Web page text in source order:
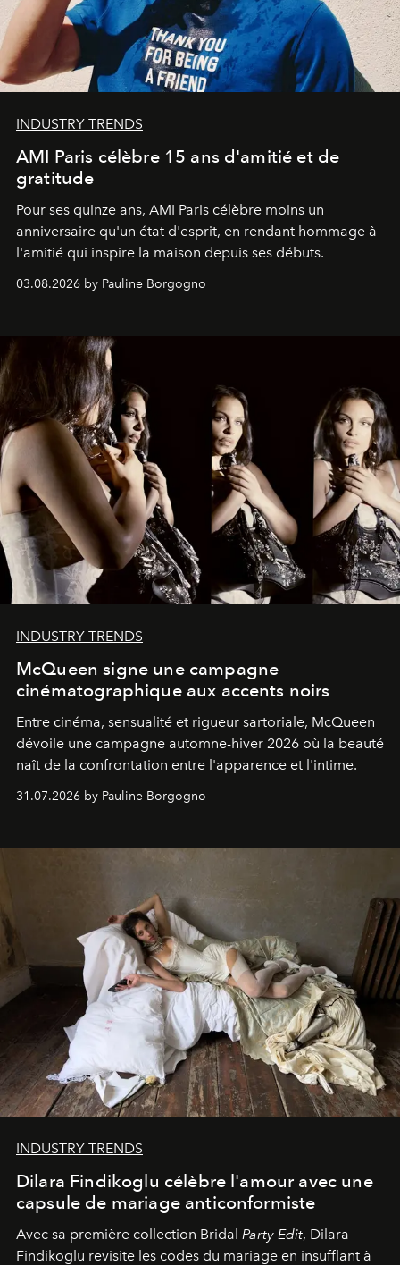
INDUSTRY TRENDS
AMI Paris célèbre 15 ans d'amitié et de
gratitude
Pour ses quinze ans, AMI Paris célèbre moins un
anniversaire qu'un état d'esprit, en rendant hommage à
l'amitié qui inspire la maison depuis ses débuts.
03.08.2026 by Pauline Borgogno
INDUSTRY TRENDS
McQueen signe une campagne
cinématographique aux accents noirs
Entre cinéma, sensualité et rigueur sartoriale, McQueen
dévoile une campagne automne-hiver 2026 où la beauté
naît de la confrontation entre l'apparence et l'intime.
31.07.2026 by Pauline Borgogno
INDUSTRY TRENDS
Dilara Findikoglu célèbre l'amour avec une
capsule de mariage anticonformiste
Avec sa première collection Bridal Party Edit, Dilara
Findikoglu revisite les codes du mariage en insufflant à